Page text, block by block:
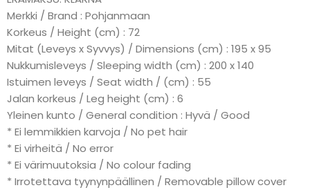
Merkki / Brand : Pohjanmaan
Korkeus / Height (cm) : 72
Mitat (Leveys x Syvvys) / Dimensions (cm) : 195 x 95
Nukkumisleveys / Sleeping width (cm) : 200 x 140
Istuimen leveys / Seat width / (cm) : 55
Jalan korkeus / Leg height (cm) : 6
Yleinen kunto / General condition : Hyvä / Good
* Ei lemmikkien karvoja / No pet hair
* Ei virheitä / No error
* Ei värimuutoksia / No colour fading
* Irrotettava tyynynpäällinen / Removable pillow cover